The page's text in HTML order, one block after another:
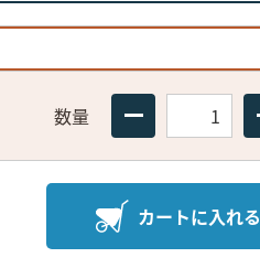
数量
カートに入れる